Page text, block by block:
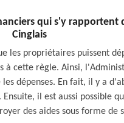
qui s'y rapportent
Cinglais
les propriétaires puissent
à cette règle. Ainsi,
dépenses. En fait, il y a
il est aussi possible
des aides sous forme de